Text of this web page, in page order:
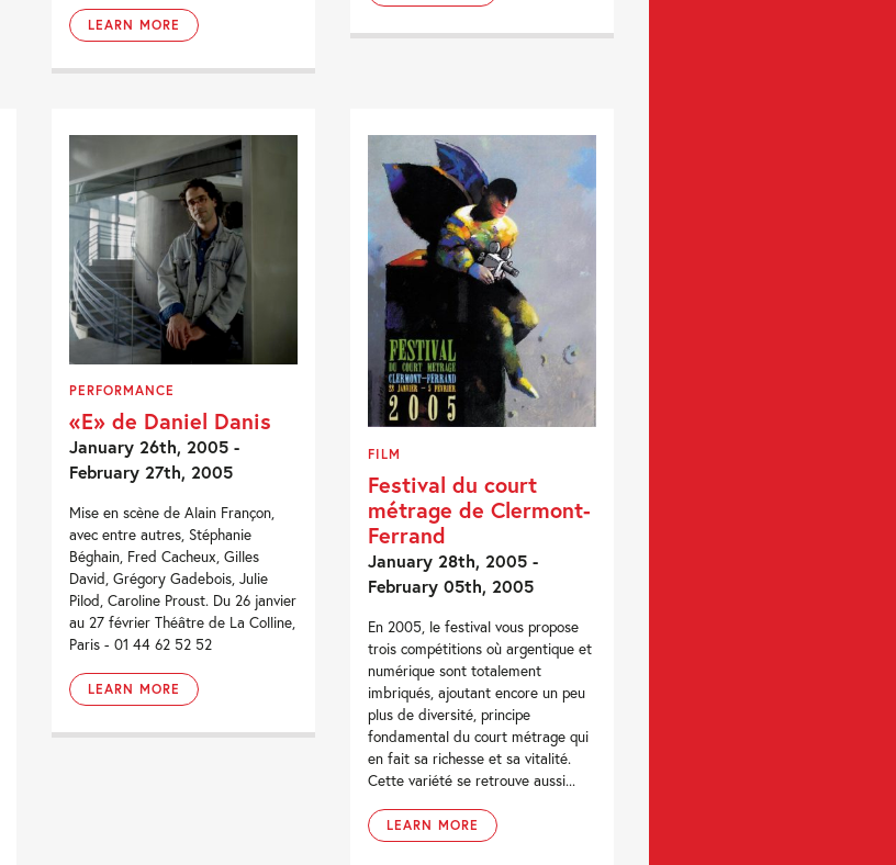
LEARN MORE
PERFORMANCE
«E» de Daniel Danis
January 26th, 2005 -
February 27th, 2005
Mise en scène de Alain Françon,
avec entre autres, Stéphanie
Béghain, Fred Cacheux, Gilles
David, Grégory Gadebois, Julie
Pilod, Caroline Proust. Du 26 janvier
au 27 février Théâtre de La Colline,
Paris - 01 44 62 52 52
LEARN MORE
FILM
Festival du court
métrage de Clermont-
Ferrand
January 28th, 2005 -
February 05th, 2005
En 2005, le festival vous propose
trois compétitions où argentique et
numérique sont totalement
imbriqués, ajoutant encore un peu
plus de diversité, principe
fondamental du court métrage qui
en fait sa richesse et sa vitalité.
Cette variété se retrouve aussi...
LEARN MORE